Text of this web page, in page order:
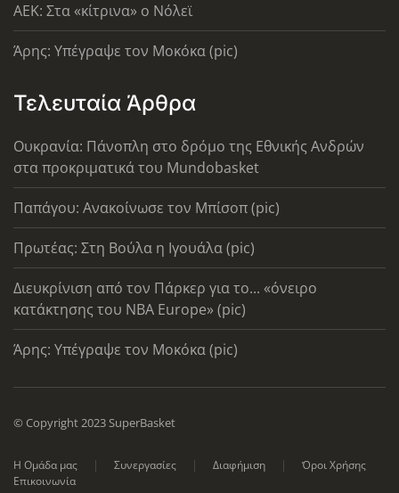
AEK: Στα «κίτρινα» ο Νόλεϊ
Άρης: Υπέγραψε τον Μοκόκα (pic)
Τελευταία Άρθρα
Ουκρανία: Πάνοπλη στο δρόμο της Εθνικής Ανδρών
στα προκριματικά του Mundobasket
Παπάγου: Ανακοίνωσε τον Μπίσοπ (pic)
Πρωτέας: Στη Βούλα η Ιγουάλα (pic)
Διευκρίνιση από τον Πάρκερ για το... «όνειρο
κατάκτησης του ΝΒΑ Europe» (pic)
Άρης: Υπέγραψε τον Μοκόκα (pic)
© Copyright 2023 SuperBasket
Η Ομάδα μας Συνεργασίες Διαφήμιση
Όροι Χρήσης
Επικοινωνία